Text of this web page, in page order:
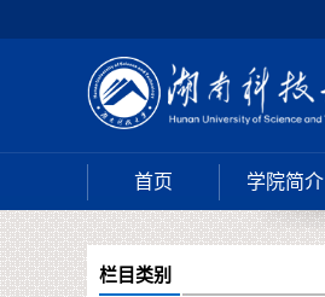
首页 学院简介
栏目类别